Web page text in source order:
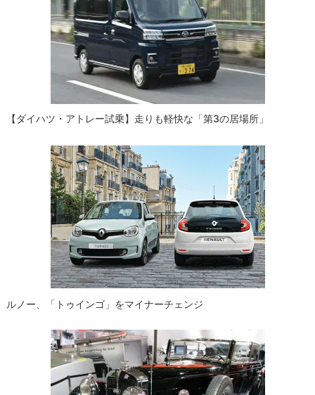
【ダイハツ・アトレー試乗】走りも軽快な「第3の居場所」
ルノー、「トゥインゴ」をマイナーチェンジ